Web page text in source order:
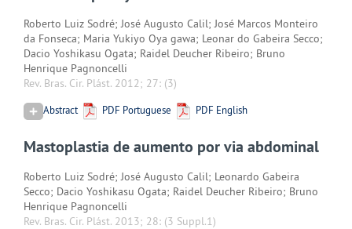
Roberto Luiz Sodré; José Augusto Calil; José Marcos Monteiro
da Fonseca; Maria Yukiyo Oya gawa; Leonar do Gabeira Secco;
Dacio Yoshikasu Ogata; Raidel Deucher Ribeiro; Bruno
Henrique Pagnoncelli
Rev. Bras. Cir. Plást. 2012; 27: (3)
Abstract PDF Portuguese PDF English
Mastoplastia de aumento por via abdominal
Roberto Luiz Sodré; José Augusto Calil; Leonardo Gabeira
Secco; Dacio Yoshikasu Ogata; Raidel Deucher Ribeiro; Bruno
Henrique Pagnoncelli
Rev. Bras. Cir. Plást. 2013; 28: (3 Suppl.1)